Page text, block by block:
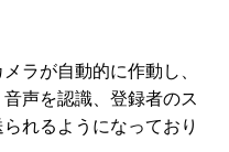
ラが自動的に作動し、
声を認識、登録者のス
れるようになっており